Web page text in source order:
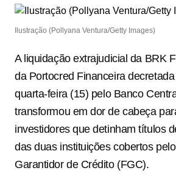
Ilustração (Pollyana Ventura/Getty Images)
A liquidação extrajudicial da BRK
da Portocred Financeira
quarta-feira (15) pelo Banco
transformou em dor de cabeça
investidores que detinham títulos
das duas instituições cobertos
Garantidor de Crédito (FGC).